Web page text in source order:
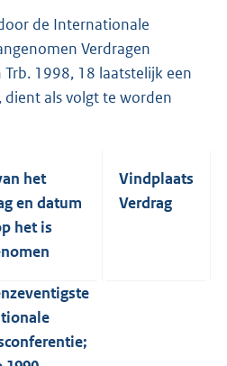
de Internationale
Verdragen
1998, 18 laatstelijk een
dient als volgt te worden
het
en datum
het is
Vindplaats
Verdrag